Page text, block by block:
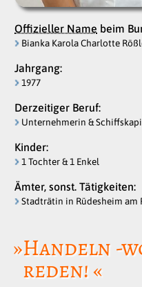
Offizieller Name beim
Bianka Karola Charlotte
Jahrgang:
1977
Derzeitiger Beruf:
Unternehmerin &
Kinder:
1 Tochter & 1 Enkel
Ämter, sonst. Tätigkeiten:
Stadträtin in Rüdesheim am
»Handeln -
reden! «